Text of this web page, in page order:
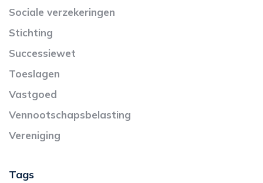
Sociale verzekeringen
Stichting
Successiewet
Toeslagen
Vastgoed
Vennootschapsbelasting
Vereniging
Tags